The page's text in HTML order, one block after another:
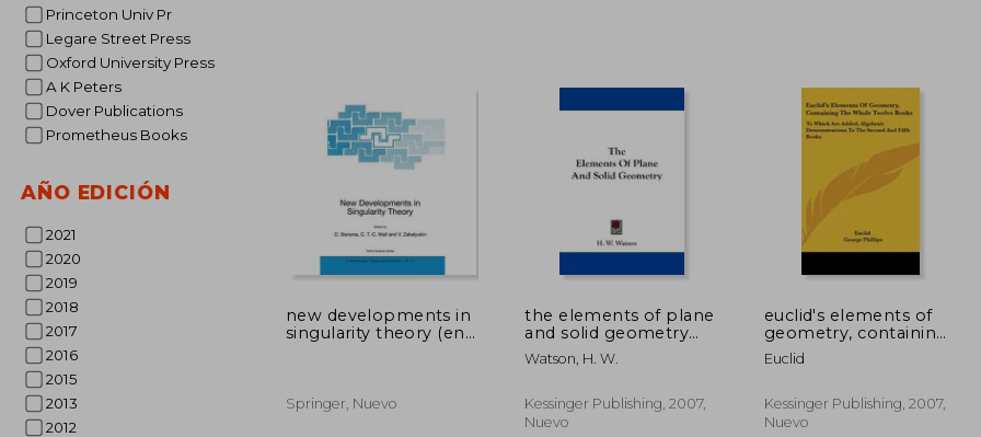
Princeton Univ Pr
Legare Street Press
Oxford University Press
A K Peters
Dover Publications
Prometheus Books
AÑO EDICIÓN
2021
2020
2019
2018
2017
2016
2015
2013
2012
45% 45%
dcto.
45%
dcto.
new developments in
singularity theory (en
Springer, Nuevo
the elements of plane
and solid geometry
(en Inglés)
Watson, H. W.
Kessinger Publishing, 2007,
Nuevo
euclid's elements of
geometry, containing
the whole twelve
books: to which are
demonstrations to the
second and fifth
Euclid
Kessinger Publishing, 2007,
Nuevo